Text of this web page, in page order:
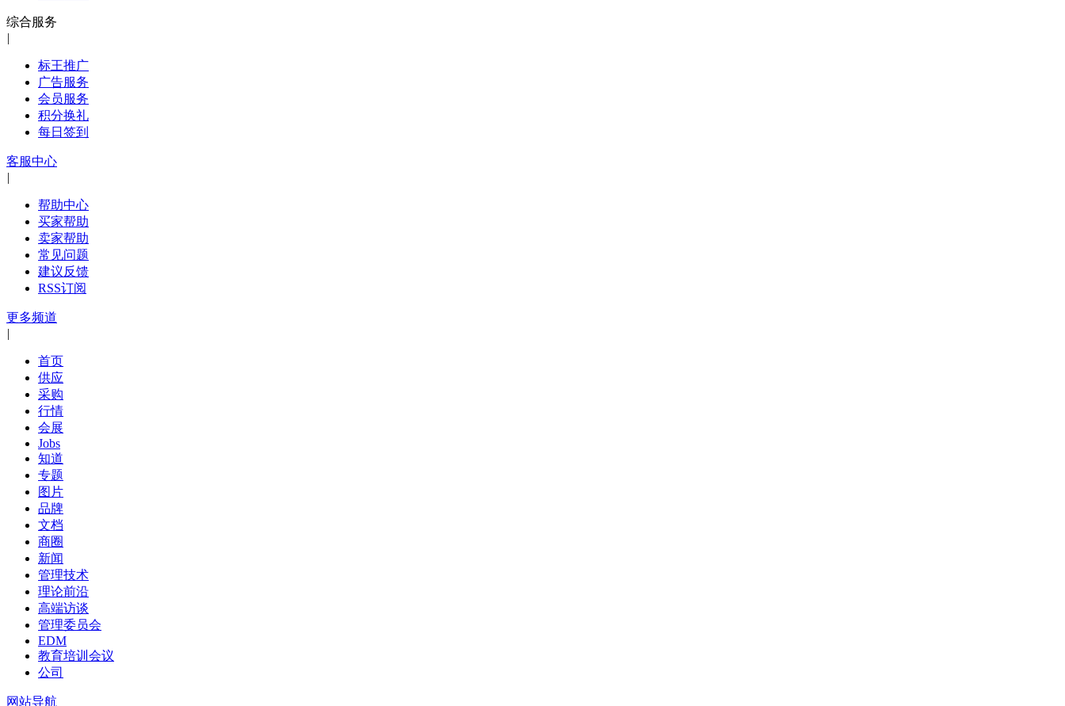
综合服务
|
标王推广
广告服务
会员服务
积分换礼
每日签到
客服中心
|
帮助中心
买家帮助
卖家帮助
常见问题
建议反馈
RSS订阅
更多频道
|
首页
供应
采购
行情
会展
Jobs
知道
专题
图片
品牌
文档
商圈
新闻
管理技术
理论前沿
高端访谈
管理委员会
EDM
教育培训会议
公司
网站导航